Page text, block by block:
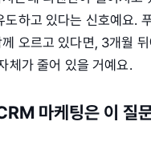
도하고 있다는 신호예요.
오르고 있다면, 3개월
체가 줄어 있을 거예요.
마케팅은 이 질